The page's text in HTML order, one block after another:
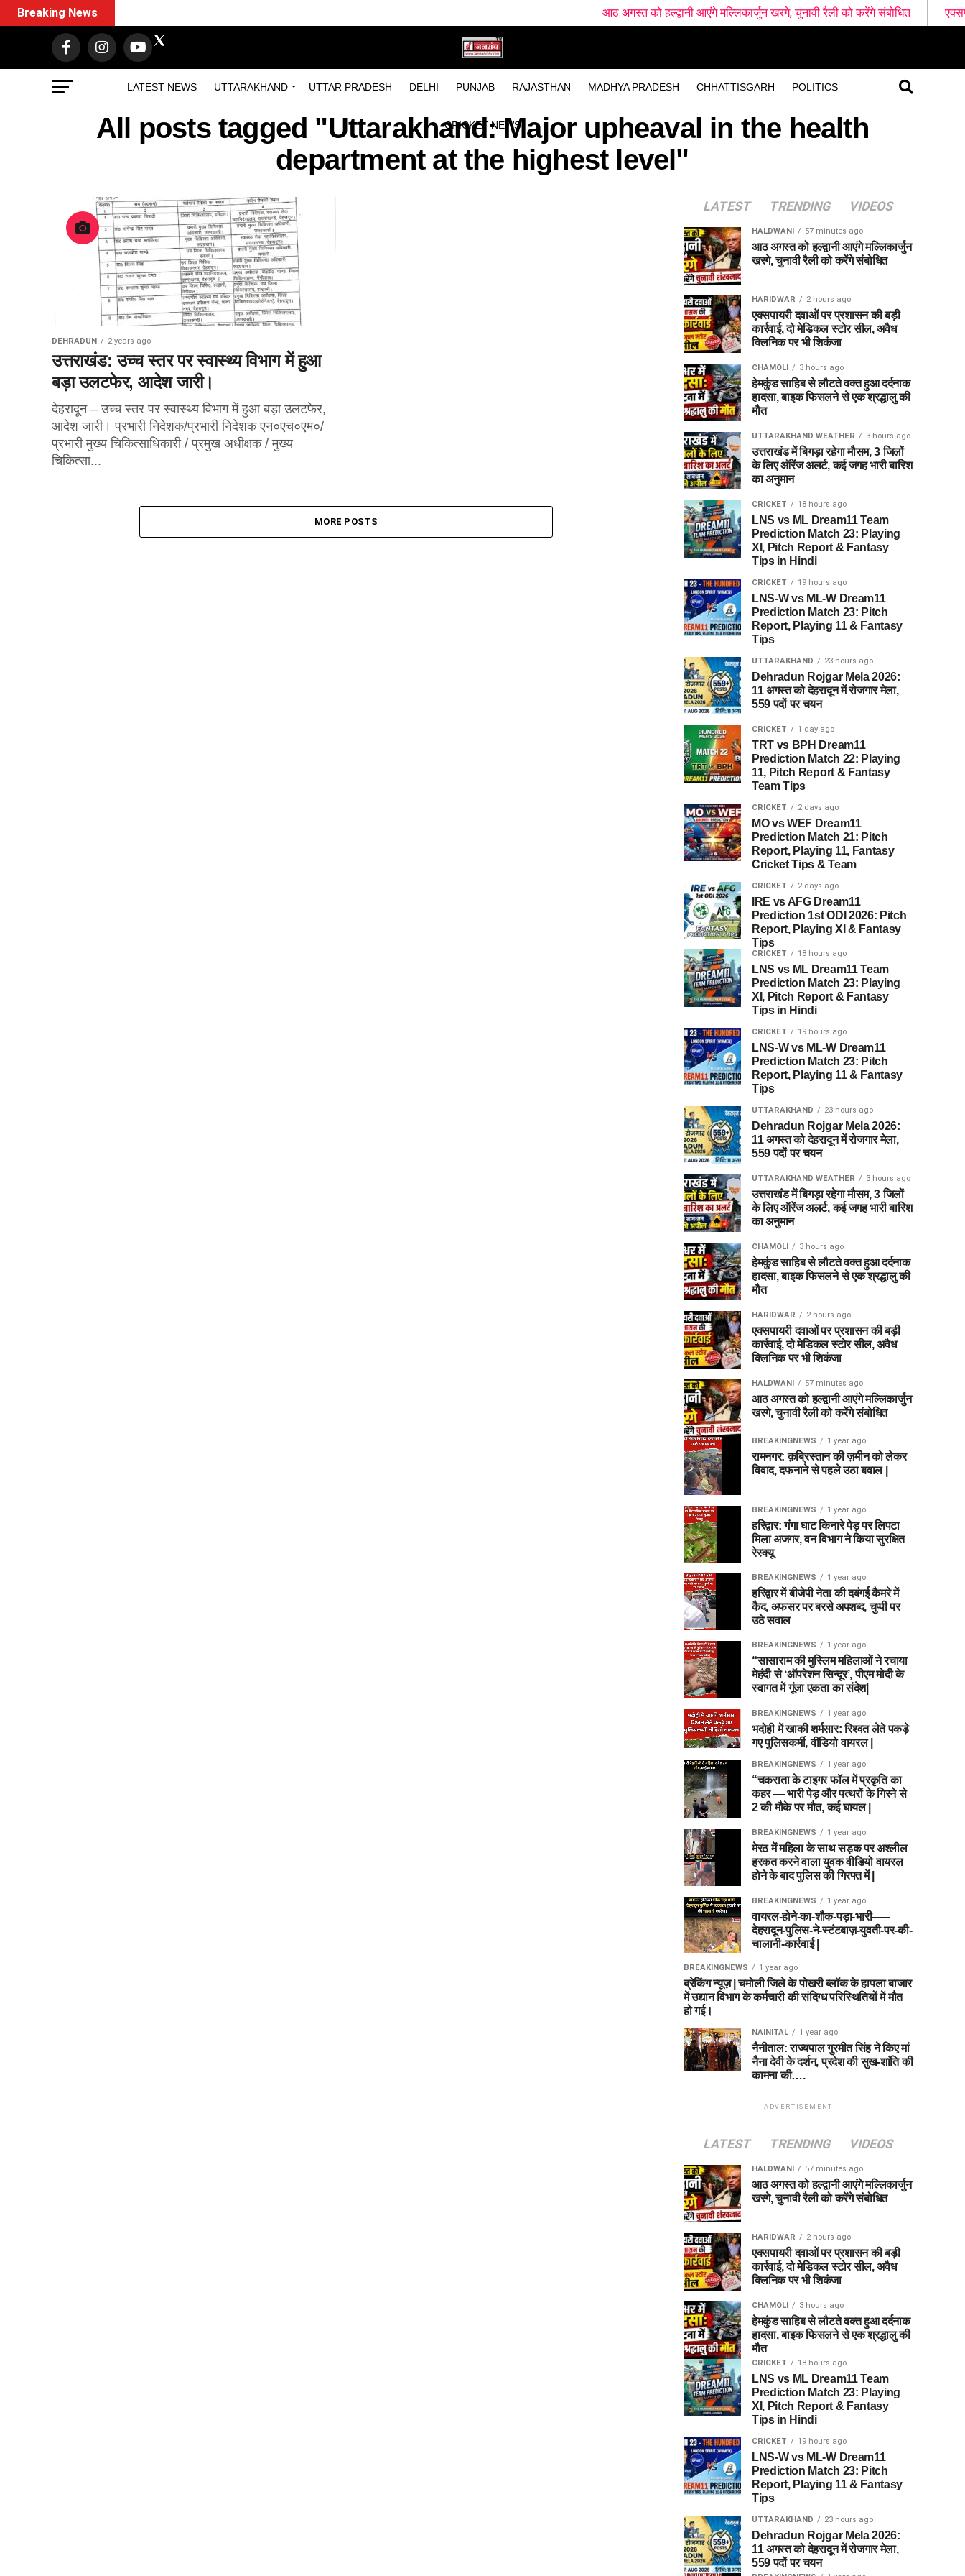
LATEST NEWS UTTARAKHAND UTTAR PRADESH DELHI PUNJAB RAJASTHAN MADHYA PRADESH CHHATTISGARH POLITICS
CRICKET NEWS
Breaking News आठ अगस्त को हल्द्वानी आएंगे मल्लिकार्जुन खरगे, चुनावी रैली को करेंगे संबोधित एक्सपायरी
All posts tagged "Uttarakhand: Major upheaval in the health
department at the highest level"
DEHRADUN 2 years ago
उत्तराखंड: उच्च स्तर पर स्वास्थ्य विभाग में हुआ
बड़ा उलटफेर, आदेश जारी।
देहरादून – उच्च स्तर पर स्वास्थ्य विभाग में हुआ बड़ा उलटफेर,
आदेश जारी। प्रभारी निदेशक/प्रभारी निदेशक एन०एच०एम०/
प्रभारी मुख्य चिकित्साधिकारी / प्रमुख अधीक्षक / मुख्य
चिकित्सा...
MORE POSTS
LATEST TRENDING VIDEOS
HALDWANI 57 minutes ago
आठ अगस्त को हल्द्वानी आएंगे मल्लिकार्जुन
खरगे, चुनावी रैली को करेंगे संबोधित
HARIDWAR 2 hours ago
एक्सपायरी दवाओं पर प्रशासन की बड़ी
कार्रवाई, दो मेडिकल स्टोर सील, अवैध
क्लिनिक पर भी शिकंजा
CHAMOLI 3 hours ago
हेमकुंड साहिब से लौटते वक्त हुआ दर्दनाक
हादसा, बाइक फिसलने से एक श्रद्धालु की
मौत
UTTARAKHAND WEATHER 3 hours ago
उत्तराखंड में बिगड़ा रहेगा मौसम, 3 जिलों
के लिए ऑरेंज अलर्ट, कई जगह भारी बारिश
का अनुमान
CRICKET 18 hours ago
LNS vs ML Dream11 Team
Prediction Match 23: Playing
XI, Pitch Report & Fantasy
Tips in Hindi
CRICKET 19 hours ago
LNS-W vs ML-W Dream11
Prediction Match 23: Pitch
Report, Playing 11 & Fantasy
Tips
UTTARAKHAND 23 hours ago
Dehradun Rojgar Mela 2026:
11 अगस्त को देहरादून में रोजगार मेला,
559 पदों पर चयन
CRICKET 1 day ago
TRT vs BPH Dream11
Prediction Match 22: Playing
11, Pitch Report & Fantasy
Team Tips
CRICKET 2 days ago
MO vs WEF Dream11
Prediction Match 21: Pitch
Report, Playing 11, Fantasy
Cricket Tips & Team
CRICKET 2 days ago
IRE vs AFG Dream11
Prediction 1st ODI 2026: Pitch
Report, Playing XI & Fantasy
Tips
CRICKET 18 hours ago
LNS vs ML Dream11 Team
Prediction Match 23: Playing
XI, Pitch Report & Fantasy
Tips in Hindi
CRICKET 19 hours ago
LNS-W vs ML-W Dream11
Prediction Match 23: Pitch
Report, Playing 11 & Fantasy
Tips
UTTARAKHAND 23 hours ago
Dehradun Rojgar Mela 2026:
11 अगस्त को देहरादून में रोजगार मेला,
559 पदों पर चयन
UTTARAKHAND WEATHER 3 hours ago
उत्तराखंड में बिगड़ा रहेगा मौसम, 3 जिलों
के लिए ऑरेंज अलर्ट, कई जगह भारी बारिश
का अनुमान
CHAMOLI 3 hours ago
हेमकुंड साहिब से लौटते वक्त हुआ दर्दनाक
हादसा, बाइक फिसलने से एक श्रद्धालु की
मौत
HARIDWAR 2 hours ago
एक्सपायरी दवाओं पर प्रशासन की बड़ी
कार्रवाई, दो मेडिकल स्टोर सील, अवैध
क्लिनिक पर भी शिकंजा
HALDWANI 57 minutes ago
आठ अगस्त को हल्द्वानी आएंगे मल्लिकार्जुन
खरगे, चुनावी रैली को करेंगे संबोधित
BREAKINGNEWS 1 year ago
रामनगर: क़ब्रिस्तान की ज़मीन को लेकर
विवाद, दफनाने से पहले उठा बवाल |
BREAKINGNEWS 1 year ago
हरिद्वार: गंगा घाट किनारे पेड़ पर लिपटा
मिला अजगर, वन विभाग ने किया सुरक्षित
रेस्क्यू
BREAKINGNEWS 1 year ago
हरिद्वार में बीजेपी नेता की दबंगई कैमरे में
कैद, अफसर पर बरसे अपशब्द, चुप्पी पर
उठे सवाल
BREAKINGNEWS 1 year ago
“सासाराम की मुस्लिम महिलाओं ने रचाया
मेहंदी से ‘ऑपरेशन सिन्दूर’, पीएम मोदी के
स्वागत में गूंजा एकता का संदेश|
BREAKINGNEWS 1 year ago
भदोही में खाकी शर्मसार: रिश्वत लेते पकड़े
गए पुलिसकर्मी, वीडियो वायरल |
BREAKINGNEWS 1 year ago
“चकराता के टाइगर फॉल में प्रकृति का
कहर — भारी पेड़ और पत्थरों के गिरने से
2 की मौके पर मौत, कई घायल |
BREAKINGNEWS 1 year ago
मेरठ में महिला के साथ सड़क पर अश्लील
हरकत करने वाला युवक वीडियो वायरल
होने के बाद पुलिस की गिरफ्त में |
BREAKINGNEWS 1 year ago
वायरल-होने-का-शौक-पड़ा-भारी-—-
देहरादून-पुलिस-ने-स्टंटबाज़-युवती-पर-की-
चालानी-कार्रवाई |
BREAKINGNEWS 1 year ago
ब्रेकिंग न्यूज़ | चमोली जिले के पोखरी ब्लॉक के हापला बाजार
में उद्यान विभाग के कर्मचारी की संदिग्ध परिस्थितियों में मौत
हो गई।
NAINITAL 1 year ago
नैनीताल: राज्यपाल गुरमीत सिंह ने किए मां
नैना देवी के दर्शन, प्रदेश की सुख-शांति की
कामना की….
ADVERTISEMENT
LATEST TRENDING VIDEOS
HALDWANI 57 minutes ago
आठ अगस्त को हल्द्वानी आएंगे मल्लिकार्जुन
खरगे, चुनावी रैली को करेंगे संबोधित
HARIDWAR 2 hours ago
एक्सपायरी दवाओं पर प्रशासन की बड़ी
कार्रवाई, दो मेडिकल स्टोर सील, अवैध
क्लिनिक पर भी शिकंजा
CHAMOLI 3 hours ago
हेमकुंड साहिब से लौटते वक्त हुआ दर्दनाक
हादसा, बाइक फिसलने से एक श्रद्धालु की
मौत
CRICKET 18 hours ago
LNS vs ML Dream11 Team
Prediction Match 23: Playing
XI, Pitch Report & Fantasy
Tips in Hindi
CRICKET 19 hours ago
LNS-W vs ML-W Dream11
Prediction Match 23: Pitch
Report, Playing 11 & Fantasy
Tips
UTTARAKHAND 23 hours ago
Dehradun Rojgar Mela 2026:
11 अगस्त को देहरादून में रोजगार मेला,
559 पदों पर चयन